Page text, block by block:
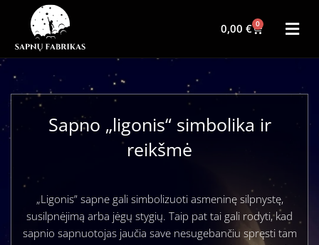
0,00 € 0
Sapno „ligonis“ simbolika ir
reikšmė
„Ligonis” sapne gali simbolizuoti asmeninę silpnystę,
susilpnėjimą arba jėgų stygių. Taip pat tai gali rodyti, kad
sapnio sapnuotojas jaučia save nesugebančiu spręsti tam